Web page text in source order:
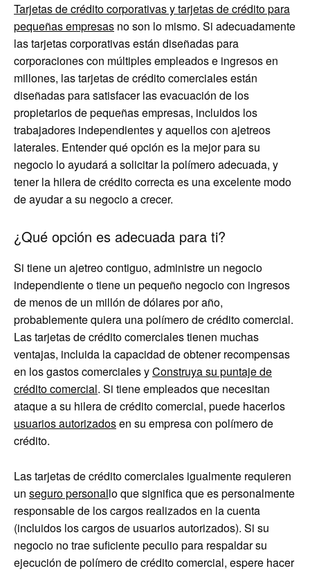
Tarjetas de crédito corporativas y tarjetas de crédito para
pequeñas empresas no son lo mismo. Si adecuadamente
las tarjetas corporativas están diseñadas para
corporaciones con múltiples empleados e ingresos en
millones, las tarjetas de crédito comerciales están
diseñadas para satisfacer las evacuación de los
propietarios de pequeñas empresas, incluidos los
trabajadores independientes y aquellos con ajetreos
laterales. Entender qué opción es la mejor para su
negocio lo ayudará a solicitar la polímero adecuada, y
tener la hilera de crédito correcta es una excelente modo
de ayudar a su negocio a crecer.
¿Qué opción es adecuada para ti?
Si tiene un ajetreo contiguo, administre un negocio
independiente o tiene un pequeño negocio con ingresos
de menos de un millón de dólares por año,
probablemente quiera una polímero de crédito comercial.
Las tarjetas de crédito comerciales tienen muchas
ventajas, incluida la capacidad de obtener recompensas
en los gastos comerciales yConstruya su puntaje de
crédito comercial. Si tiene empleados que necesitan
ataque a su hilera de crédito comercial, puede hacerlos
usuarios autorizadosen su empresa con polímero de
crédito.
Las tarjetas de crédito comerciales igualmente requieren
un seguro personallo que significa que es personalmente
responsable de los cargos realizados en la cuenta
(incluidos los cargos de usuarios autorizados). Si su
negocio no trae suficiente peculio para respaldar su
ejecución de polímero de crédito comercial, espere hacer